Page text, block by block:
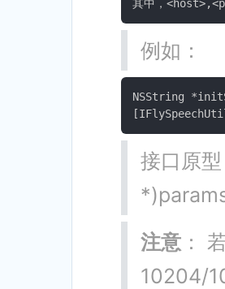
例如：
NSString
接口原
注意 ：
10204/